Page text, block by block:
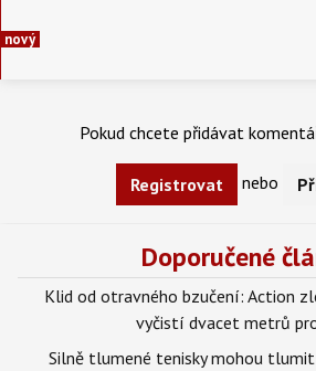
nový
Pokud chcete přidávat
Registrovat nebo
Doporučené
Klid od otravného bzučení: Action
vyčistí dvacet metrů
Silně tlumené tenisky mohou tlumit